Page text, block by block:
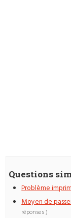
Questions
Problème
Moyen de
réponses )